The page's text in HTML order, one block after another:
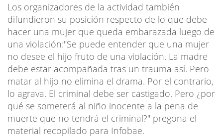
Los organizadores de la actividad también
difundieron su posición respecto de lo que debe
hacer una mujer que queda embarazada luego de
una violación:"Se puede entender que una mujer
no desee el hijo fruto de una violación. La madre
debe estar acompañada tras un trauma así. Pero
matar al hijo no elimina el drama. Por el contrario,
lo agrava. El criminal debe ser castigado. Pero ¿por
qué se someterá al niño inocente a la pena de
muerte que no tendrá el criminal?" pregona el
material recopilado para Infobae.